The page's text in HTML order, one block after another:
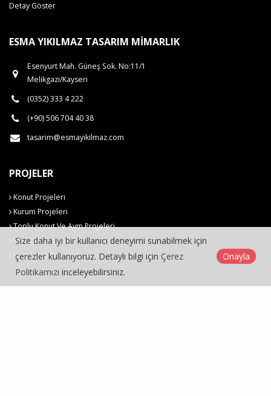
Detay Göster
ESMA YIKILMAZ TASARIM MIMARLIK
Esenyurt Mah. Güneş Sok. No:11/1
Melikgazi/Kayseri
(0352) 333 4 222
(+90) 506 704 40 38
tasarim@esmayikilmaz.com
PROJELER
Konut Projeleri
Kurum Projeleri
Toplu Konut Ve Avm Projeleri
Yarışma Projeleri
Uygulama Projeleri
Size daha iyi bir kullanıcı deneyimi sunabilmek için
çerezler kullanıyoruz. Detaylı bilgi için Çerez
Politikamızı inceleyebilirsiniz.
Onayla